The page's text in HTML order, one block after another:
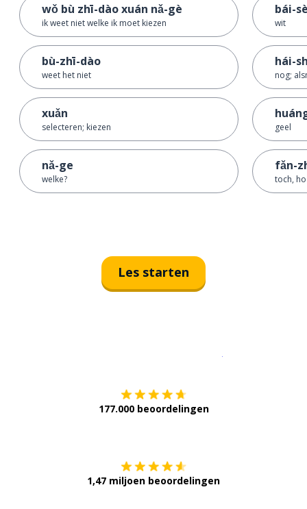
wǒ bù zhī-dào xuán nǎ-gè
ik weet niet welke ik moet kiezen
bù-zhī-dào
weet het niet
xuǎn
selecteren; kiezen
nǎ-ge
welke?
bái-
wit
hái-
nog;
geel
fǎn-
toch,
Les starten
177.000 beoordelingen
1,47 miljoen beoordelingen